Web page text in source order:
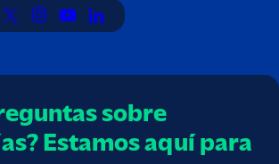
EnlaceEnlace
a
Enlace
a
Enlace
a
sobre
Estamos aquí para